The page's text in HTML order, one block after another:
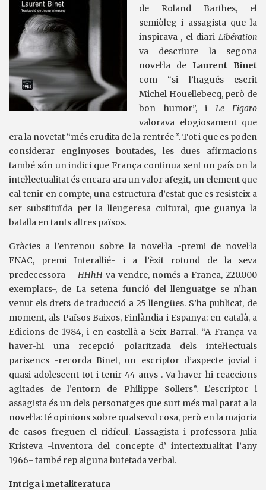
de Roland Barthes, el
semiòleg i assagista que la
inspirava-, el diari Libération
va descriure la segona
novel·la de Laurent Binet
com “si l’hagués escrit
Michel Houellebecq, però de
bon humor”, i Le Figaro
valorava elogiosament que
era la novetat “més erudita de la rentrée ”. Tot i que es poden
considerar enginyoses boutades, les dues afirmacions
també són un indici que França continua sent un país on la
intel·lectualitat és encara ara un valor afegit, un element que
cal tenir en compte, una estructura d’estat que es resisteix a
ser substituïda per la lleugeresa cultural, que guanya la
batalla en tants altres països.
Gràcies a l’enrenou sobre la novel·la -premi de novel·la
FNAC, premi Interallié- i a l’èxit rotund de la seva
predecessora – HHhHva vendre, només a França, 220.000
exemplars-, de La setena funció del llenguatge se n’han
venut els drets de traducció a 25 llengües. S’ha publicat, de
moment, als Països Baixos, Finlàndia i Espanya: en català, a
Edicions de 1984, i en castellà a Seix Barral. “A França va
haver-hi una recepció polaritzada dels intel·lectuals
parisencs -recorda Binet, un escriptor d’aspecte jovial i
quasi adolescent tot i tenir 44 anys-. Va haver-hi reaccions
agitades de l’entorn de Philippe Sollers”. L’escriptor i
assagista és un dels personatges que surt més mal parat a la
novel·la: té opinions sobre qualsevol cosa, però en la majoria
de casos freguen el ridícul. L’assagista i professora Julia
Kristeva -inventora del concepte d’ intertextualitat l’any
1966- també rep alguna bufetada verbal.
Intriga i metaliteratura